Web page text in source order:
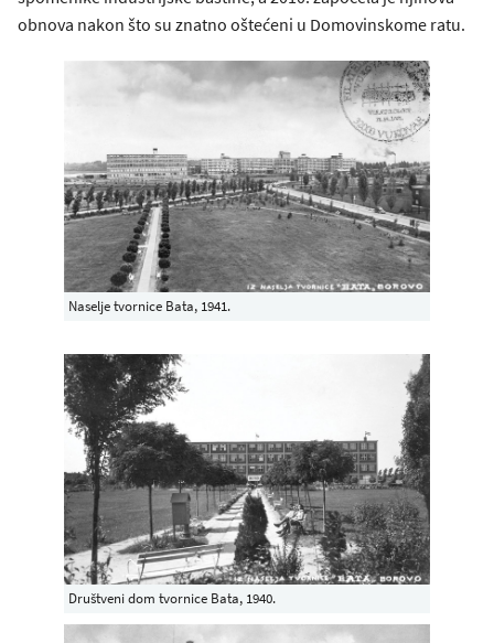
obnova nakon što su znatno oštećeni u Domovinskome ratu.
Naselje tvornice Bata, 1941.
Društveni dom tvornice Bata, 1940.